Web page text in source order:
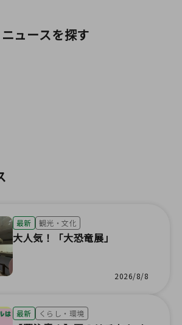
ニュースを探す
最新 観光・文化
大人気！「大恐竜展」
2026/8/8
最新 くらし・環境